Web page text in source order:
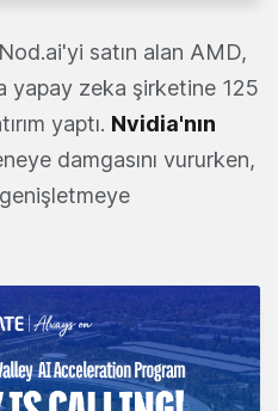
satın alan AMD,
yapay zeka şirketine 125
yaptı. Nvidia'nın
damgasını vururken,